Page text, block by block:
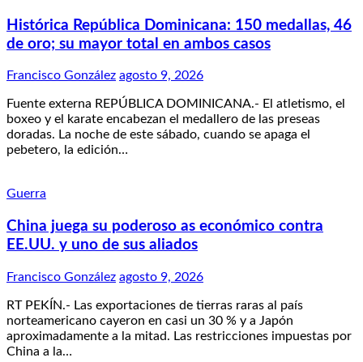
Histórica República Dominicana: 150 medallas, 46
de oro; su mayor total en ambos casos
Francisco González agosto 9, 2026
Fuente externa REPÚBLICA DOMINICANA.- El atletismo, el
boxeo y el karate encabezan el medallero de las preseas
doradas. La noche de este sábado, cuando se apaga el
pebetero, la edición…
Guerra
China juega su poderoso as económico contra
EE.UU. y uno de sus aliados
Francisco González agosto 9, 2026
RT PEKÍN.- Las exportaciones de tierras raras al país
norteamericano cayeron en casi un 30 % y a Japón
aproximadamente a la mitad. Las restricciones impuestas por
China a la…